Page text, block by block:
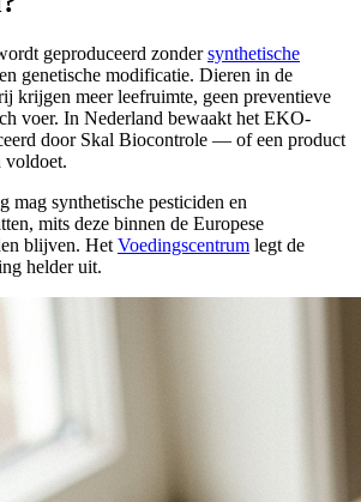
geproduceerd zondersynthetische
genetische modificatie. Dieren in de
krijgen meer leefruimte, geen preventieve
voer. In Nederland bewaakt het EKO-
door Skal Biocontrole — of een product
voldoet.
mag synthetische pesticiden en
mits deze binnen de Europese
blijven. Het Voedingscentrum legt de
helder uit.